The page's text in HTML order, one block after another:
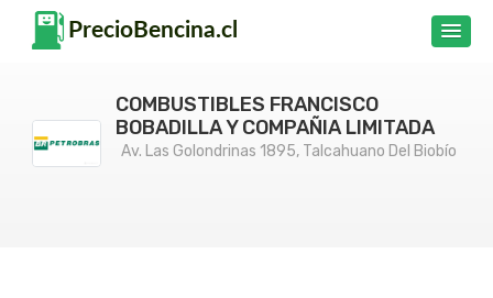
COMBUSTIBLES FRANCISCO
BOBADILLA Y COMPAÑIA LIMITADA
Av. Las Golondrinas 1895, Talcahuano Del Biobío